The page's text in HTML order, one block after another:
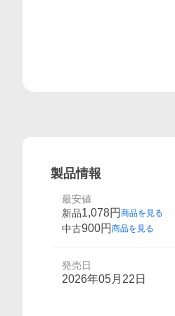
製品情報
最安値
新品1,078円 商品を見る
中古900円 商品を見る
発売日
2026年05月22日